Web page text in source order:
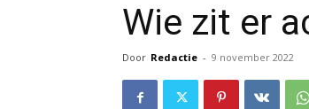
Wie zit er
Door Redactie - 9 november 2022